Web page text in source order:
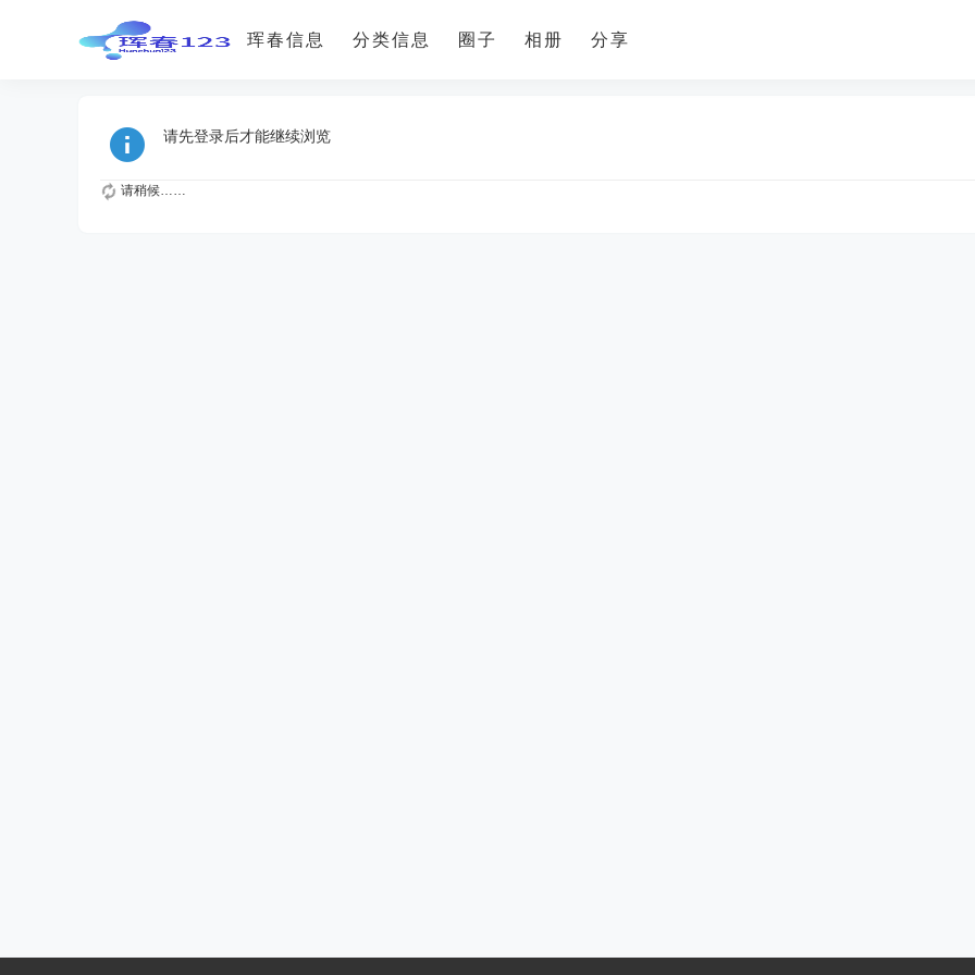
珲春信息 分类信息 圈子 相册 分享
请先登录后才能继续浏览
请稍候……